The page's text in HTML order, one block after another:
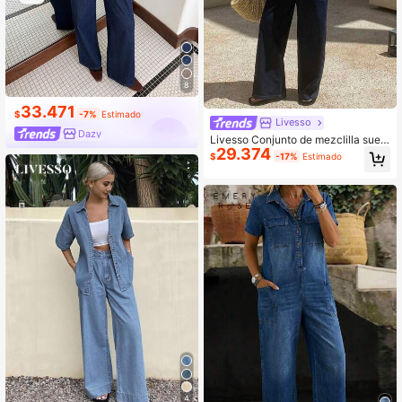
8
$33.471 -7% Estimado
Dazy
4
Livesso
Livesso Conjunto de mezclilla suelt
o y casual para mujer, nuevo para v
erano, estilo escolar
$29.374 -17% Estimado